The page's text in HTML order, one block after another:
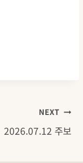
NEXT
2026.07.12 주보